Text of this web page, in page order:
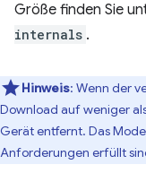
Größe finden Sie
internals .
Hinweis: Wenn der
Download auf weniger
Gerät entfernt. Das
Anforderungen erfüllt